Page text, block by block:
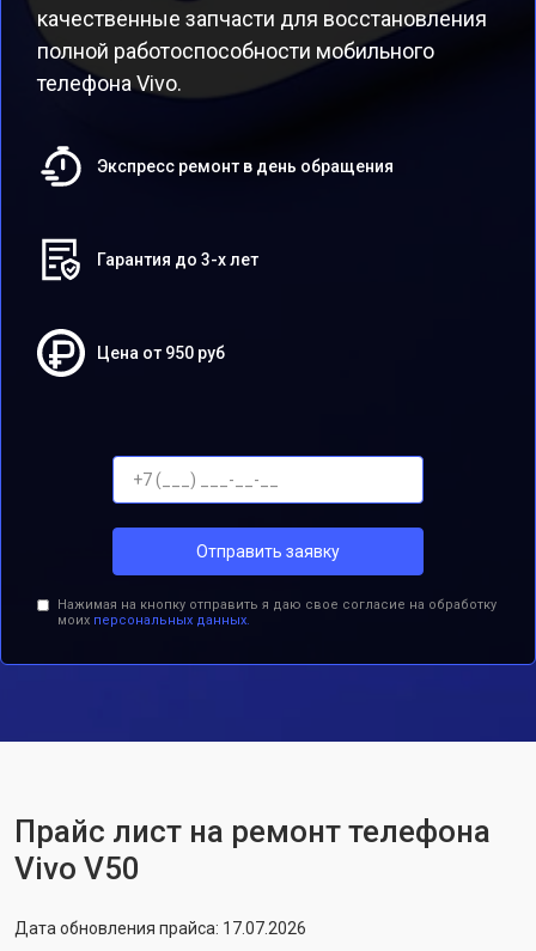
качественные запчасти для восстановления
полной работоспособности мобильного
телефона Vivo.
Экспресс ремонт в день обращения
Гарантия до 3-х лет
Цена от 950 руб
Отправить заявку
Нажимая на кнопку отправить я даю свое согласие на обработку
моих персональных данных.
Прайс лист на ремонт телефона
Vivo V50
Дата обновления прайса: 17.07.2026